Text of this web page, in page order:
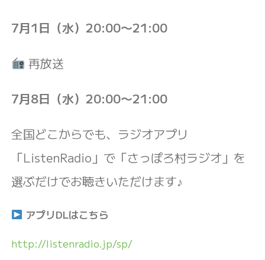
7月1日（水）20:00〜21:00
再放送
7月8日（水）20:00〜21:00
全国どこからでも、ラジオアプリ
「ListenRadio」で「さっぽろ村ラジオ」を
選ぶだけでお聴きいただけます♪
アプリDLはこちら
http://listenradio.jp/sp/